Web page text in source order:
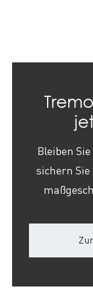
Bleiben
sichern